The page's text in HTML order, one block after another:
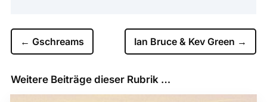
← Gschreams Ian Bruce & Kev Green →
Weitere Beiträge dieser Rubrik …